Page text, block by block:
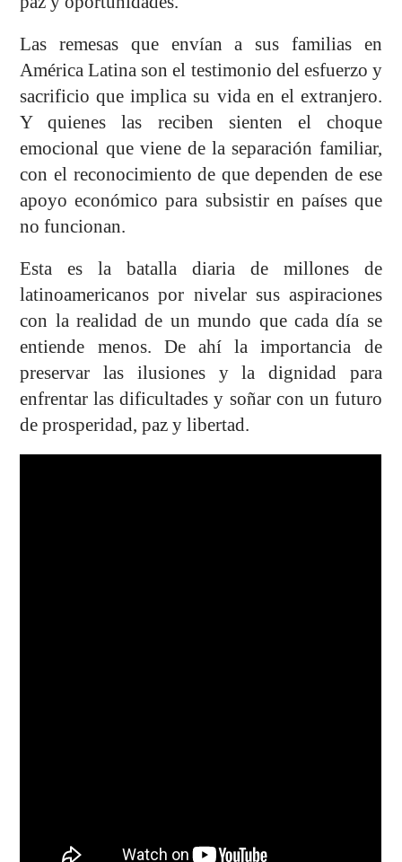
Las remesas que envían a sus familias en
América Latina son el testimonio del esfuerzo y
sacrificio que implica su vida en el extranjero.
Y quienes las reciben sienten el choque
emocional que viene de la separación familiar,
con el reconocimiento de que dependen de ese
apoyo económico para subsistir en países que
no funcionan.
Esta es la batalla diaria de millones de
latinoamericanos por nivelar sus aspiraciones
con la realidad de un mundo que cada día se
entiende menos. De ahí la importancia de
preservar las ilusiones y la dignidad para
enfrentar las dificultades y soñar con un futuro
de prosperidad, paz y libertad.